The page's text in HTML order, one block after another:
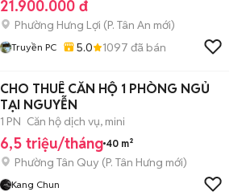
21.900.000 đ
Phường Hưng Lợi (P. Tân An mới)
Truyền PC 5.0 1097 đã bán
CHO THUÊ CĂN HỘ 1 PHÒNG NGỦ
TẠI NGUYỄN
1 PN Căn hộ dịch vụ, mini
6,5 triệu/tháng 40 m²
Phường Tân Quy (P. Tân Hưng mới)
Kang Chun